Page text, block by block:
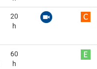
20
h
60
h